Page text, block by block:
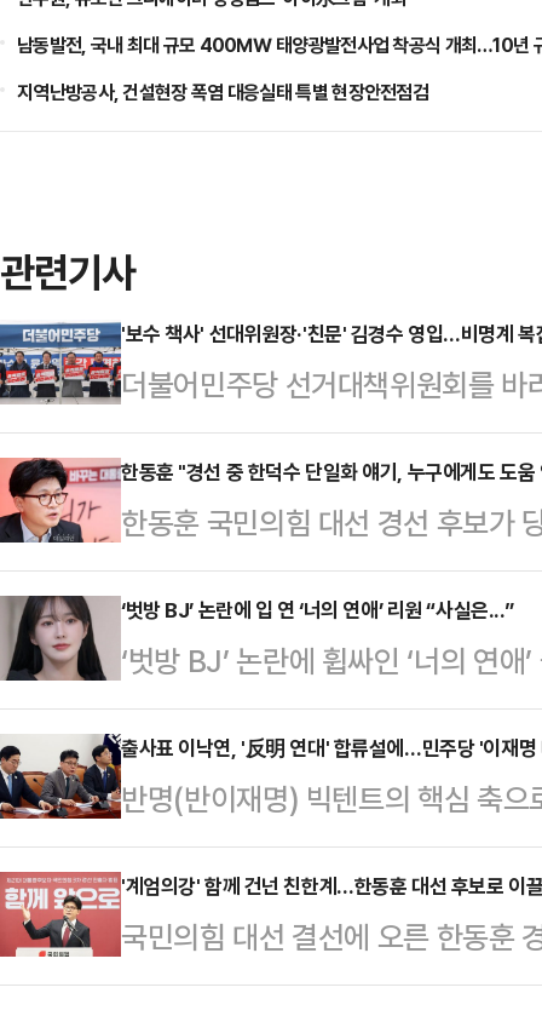
남동발전, 국내 최대 규모 400㎿ 태양광발전사업 착공식 개최…10년
지역난방공사, 건설현장 폭염 대응실태 특별 현장안전점검
관련기사
'보수 책사' 선대위원장·'친문' 김경수 영입…비명계
더불어민주당 선거대책위원회를
파와 정치적 배경을 가리지 않고 인
장'에 초점을 두고 선대위를 구성했
환경부 장관과 노무현 정부 초대 법
머드급 공동총괄선대위원장'이 구
'당내 통합'이다. 과거 사례가 증명
가기는 어렵다. 일부 비명계 인사들
있는 열쇠가 부족하…
한동훈 "경선 중 한덕수 단일화 얘기, 누구에게도 도움
한동훈 국민의힘 대선 경선 후보가
행 국무총리와의 단일화론에 대해
사람과의 단일화까지 구체적으로
"경선 진행 과정에서 얘기가 나오
말했다.한동훈 후보는 30일 CBS
구와도 대화할 것이고 누구와도 힘
국은 보수의 중심에서 당원과 국민
으로 논의해 나갈 …
‘벗방 BJ’ 논란에 입 연 ‘너의 연애’ 리원 “사실은...”
‘벗방 BJ’ 논란에 휩싸인 ‘너의 연
리원은 자신의 소셜미디어(SNS)
년, 2021년 11월부터 2022년 3월
지 약 7개월, 총 3년간 사적인 콘텐
활동을 인정했다.이어 “방송 활동
만남은 스킨십 없이 건전한 식사자
개인 사정과는 상관없이 이러한 과
출사표 이낙연, '反明 연대' 합류설에…민주당 '이재명
반명(반이재명) 빅텐트의 핵심 축
이 6·3 조기 대선 출마를 공식화했
덕수 대통령 권한대행과의 연대 가
으로 배신하는 짓"이라며 견제에
집을 낼 표 분산을 우려하고 있다는
'계엄의강' 함께 건넌 친한계…한동훈 대선 후보로
국민의힘 대선 결선에 오른 한동훈
보유하고 있다. 하지만 그를 결선까